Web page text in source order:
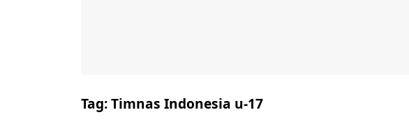
Tag:Timnas Indonesia u-17